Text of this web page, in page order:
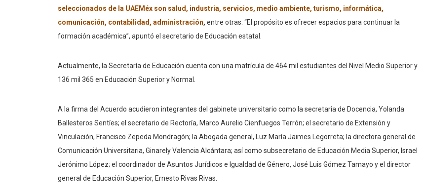
seleccionados de la UAEMéx son salud, industria, servicios, medio ambiente, turismo, informática,
comunicación, contabilidad, administración, entre otras. “El propósito es ofrecer espacios para continuar la
formación académica”, apuntó el secretario de Educación estatal.
Actualmente, la Secretaría de Educación cuenta con una matrícula de 464 mil estudiantes del Nivel Medio Superior y
136 mil 365 en Educación Superior y Normal.
A la firma del Acuerdo acudieron integrantes del gabinete universitario como la secretaria de Docencia, Yolanda
Ballesteros Sentíes; el secretario de Rectoría, Marco Aurelio Cienfuegos Terrón; el secretario de Extensión y
Vinculación, Francisco Zepeda Mondragón; la Abogada general, Luz María Jaimes Legorreta; la directora general de
Comunicación Universitaria, Ginarely Valencia Alcántara; así como subsecretario de Educación Media Superior, Israel
Jerónimo López; el coordinador de Asuntos Jurídicos e Igualdad de Género, José Luis Gómez Tamayo y el director
general de Educación Superior, Ernesto Rivas Rivas.